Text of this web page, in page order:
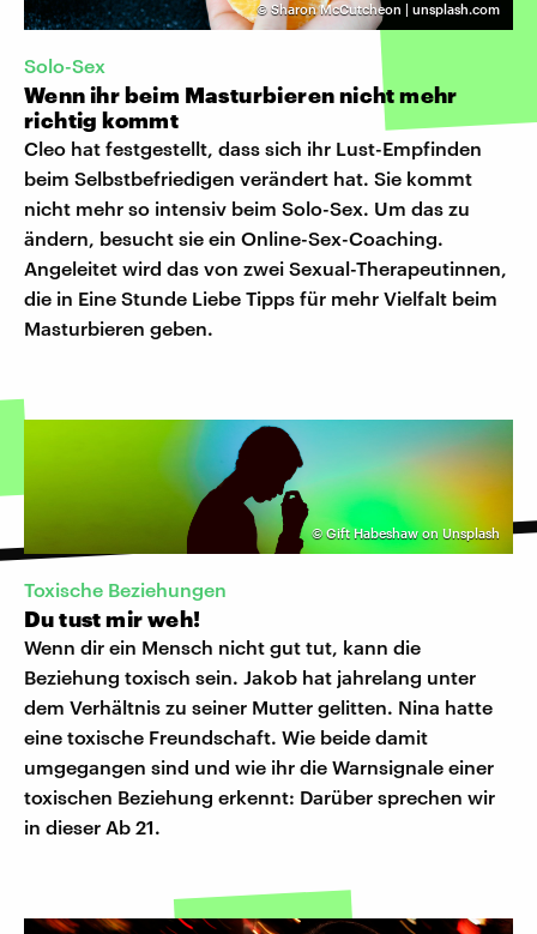
© Sharon McCutcheon | unsplash.com
Solo-Sex
Wenn ihr beim Masturbieren nicht mehr
richtig kommt
Cleo hat festgestellt, dass sich ihr Lust-Empfinden
beim Selbstbefriedigen verändert hat. Sie kommt
nicht mehr so intensiv beim Solo-Sex. Um das zu
ändern, besucht sie ein Online-Sex-Coaching.
Angeleitet wird das von zwei Sexual-Therapeutinnen,
die in Eine Stunde Liebe Tipps für mehr Vielfalt beim
Masturbieren geben.
© Gift Habeshaw on Unsplash
Toxische Beziehungen
Du tust mir weh!
Wenn dir ein Mensch nicht gut tut, kann die
Beziehung toxisch sein. Jakob hat jahrelang unter
dem Verhältnis zu seiner Mutter gelitten. Nina hatte
eine toxische Freundschaft. Wie beide damit
umgegangen sind und wie ihr die Warnsignale einer
toxischen Beziehung erkennt: Darüber sprechen wir
in dieser Ab 21.